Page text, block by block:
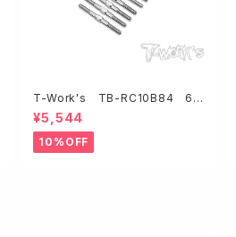
T-Work's TB-RC10B84 64
チタン製ターンバックルセット【アソ
シB84/84D用】
¥5,544
10%OFF